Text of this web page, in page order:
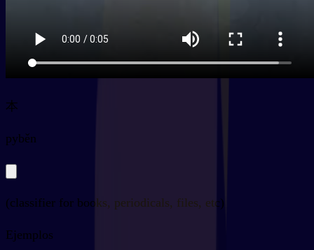
本
pyběn
(classifier for books, periodicals, files, etc)
Ejemplos